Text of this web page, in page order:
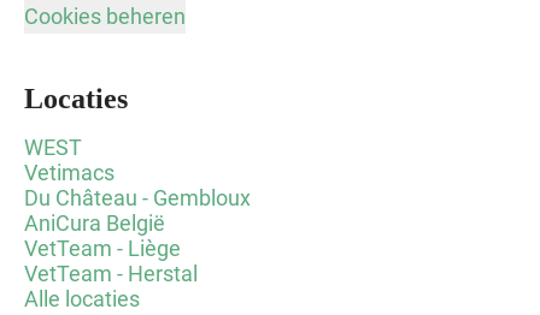
Cookies beheren
Locaties
WEST
Vetimacs
Du Château - Gembloux
AniCura België
VetTeam - Liège
VetTeam - Herstal
Alle locaties